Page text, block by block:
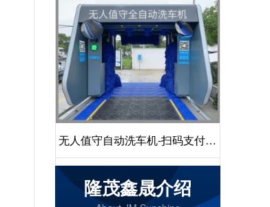
无人值守自动洗车机-扫码支付24
小时不停机洗车[隆茂鑫晟]
隆茂鑫晟介绍